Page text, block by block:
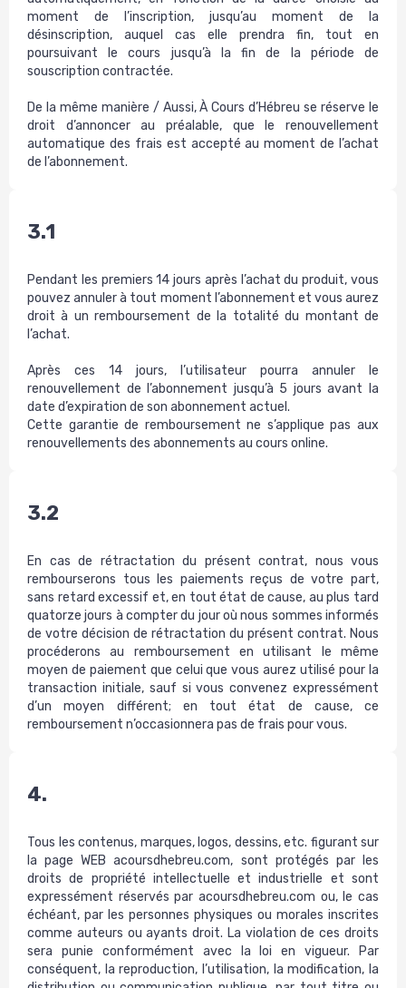
moment de l’inscription, jusqu’au moment de la
désinscription, auquel cas elle prendra fin, tout en
poursuivant le cours jusqu’à la fin de la période de
souscription contractée.
De la même manière / Aussi, À Cours d’Hébreu se réserve le
droit d’annoncer au préalable, que le renouvellement
automatique des frais est accepté au moment de l’achat
de l’abonnement.
3.1
Pendant les premiers 14 jours après l’achat du produit, vous
pouvez annuler à tout moment l’abonnement et vous aurez
droit à un remboursement de la totalité du montant de
l’achat.
Après ces 14 jours, l’utilisateur pourra annuler le
renouvellement de l’abonnement jusqu’à 5 jours avant la
date d’expiration de son abonnement actuel.
Cette garantie de remboursement ne s’applique pas aux
renouvellements des abonnements au cours online.
3.2
En cas de rétractation du présent contrat, nous vous
rembourserons tous les paiements reçus de votre part,
sans retard excessif et, en tout état de cause, au plus tard
quatorze jours à compter du jour où nous sommes informés
de votre décision de rétractation du présent contrat. Nous
procéderons au remboursement en utilisant le même
moyen de paiement que celui que vous aurez utilisé pour la
transaction initiale, sauf si vous convenez expressément
d’un moyen différent; en tout état de cause, ce
remboursement n’occasionnera pas de frais pour vous.
4.
Tous les contenus, marques, logos, dessins, etc. figurant sur
la page WEB acoursdhebreu.com, sont protégés par les
droits de propriété intellectuelle et industrielle et sont
expressément réservés par acoursdhebreu.com ou, le cas
échéant, par les personnes physiques ou morales inscrites
comme auteurs ou ayants droit. La violation de ces droits
sera punie conformément avec la loi en vigueur. Par
conséquent, la reproduction, l’utilisation, la modification, la